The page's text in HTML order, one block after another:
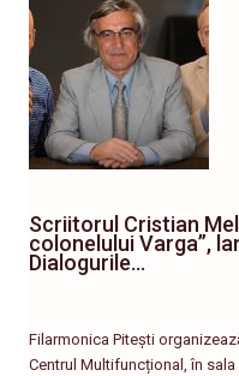
Scriitorul Cristian
colonelului Varga”,
Dialogurile…
Filarmonica Pitești
Centrul Multifuncțional, în